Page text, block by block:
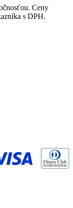
Ceny
s DPH.